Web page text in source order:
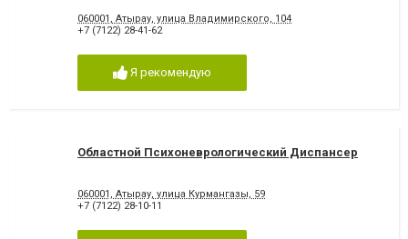
060001, Атырау, улица Владимирского, 104
+7 (7122) 28-41-62
Я рекомендую
Областной Психоневрологический Диспансер
060001, Атырау, улица Курмангазы, 59
+7 (7122) 28-10-11